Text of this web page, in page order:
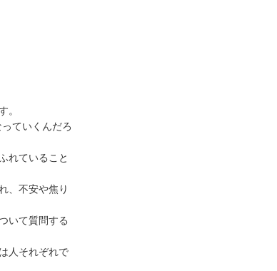
。
ていくんだろ
れていること
、不安や焦り
いて質問する
人それぞれで